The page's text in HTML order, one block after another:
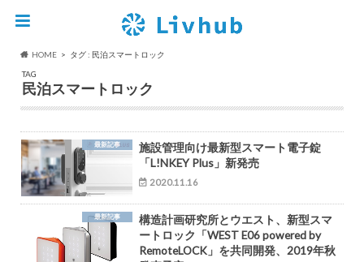
HOME
タグ : 民泊スマートロック
TAG
民泊スマートロック
最新記事
施設管理向け最新型スマート電子錠
「L!NKEY Plus」新発売
2020.11.16
最新記事
構造計画研究所とウエスト、新型スマ
ートロック「WEST E06 powered by
RemoteLOCK」を共同開発、2019年秋